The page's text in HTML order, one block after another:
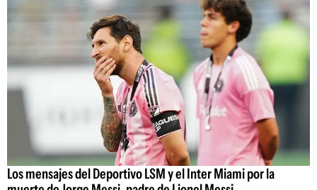
Los mensajes del Deportivo LSM y el Inter Miami por la